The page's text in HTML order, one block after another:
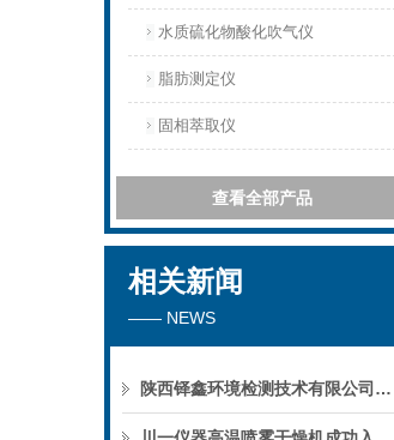
水质硫化物酸化吹气仪
脂肪测定仪
固相萃取仪
查看全部产品
相关新闻
—— NEWS
陕西铎鑫环境检测技术有限公司采购我司全自动液液萃取仪